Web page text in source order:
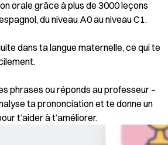
orale grâce à plus de 3000 leçons
du niveau A0 au niveau C1.
dans ta langue maternelle, ce qui te
phrases ou réponds au professeur –
ta prononciation et te donne un
t’aider à t’améliorer.